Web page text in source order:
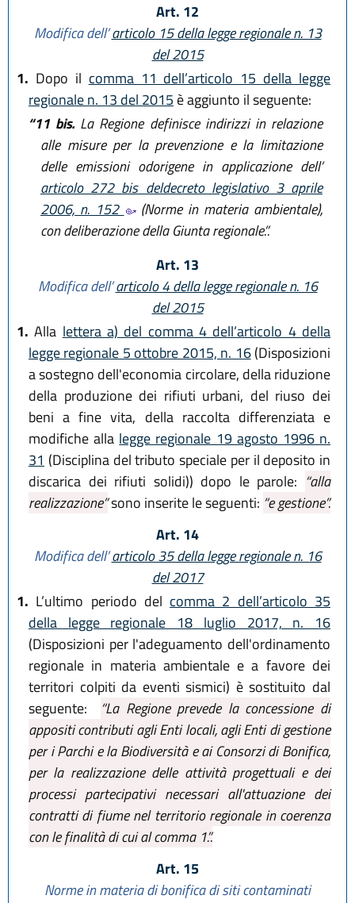
Art. 12
Modifica dell’articolo 15 della legge regionale n. 13
del 2015
1. Dopo il comma 11 dell’articolo 15 della legge
regionale n. 13 del 2015 è aggiunto il seguente:
“11 bis.La Regione definisce indirizzi in relazione
alle misure per la prevenzione e la limitazione
delle emissioni odorigene in applicazione dell’
articolo 272 bis deldecreto legislativo 3 aprile
2006, n. 152
(Norme in materia ambientale),
con deliberazione della Giunta regionale.”.
Art. 13
Modifica dell’articolo 4 della legge regionale n. 16
del 2015
1. Alla lettera a) del comma 4 dell’articolo 4 della
legge regionale 5 ottobre 2015, n. 16(Disposizioni
a sostegno dell'economia circolare, della riduzione
della produzione dei rifiuti urbani, del riuso dei
beni a fine vita, della raccolta differenziata e
modifiche alla legge regionale 19 agosto 1996 n.
31 (Disciplina del tributo speciale per il deposito in
discarica dei rifiuti solidi)) dopo le parole: “alla
realizzazione”sono inserite le seguenti: “e gestione”.
Art. 14
Modifica dell’articolo 35 della legge regionale n. 16
del 2017
1. L’ultimo periodo del comma 2 dell’articolo 35
della legge regionale 18 luglio 2017, n. 16
(Disposizioni per l'adeguamento dell'ordinamento
regionale in materia ambientale e a favore dei
territori colpiti da eventi sismici) è sostituito dal
seguente: “La Regione prevede la concessione di
appositi contributi agli Enti locali, agli Enti di gestione
per i Parchi e la Biodiversità e ai Consorzi di Bonifica,
per la realizzazione delle attività progettuali e dei
processi partecipativi necessari all'attuazione dei
contratti di fiume nel territorio regionale in coerenza
con le finalità di cui al comma 1.”.
Art. 15
Norme in materia di bonifica di siti contaminati